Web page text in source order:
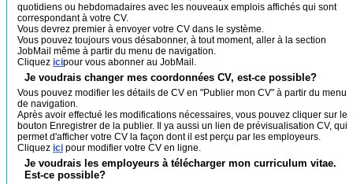
quotidiens ou hebdomadaires avec les nouveaux emplois affichés qui sont
correspondant à votre CV.
Vous devrez premier à envoyer votre CV dans le système.
Vous pouvez toujours vous désabonner, à tout moment, aller à la section
JobMail même à partir du menu de navigation.
Cliquez icipour vous abonner au JobMail.
Je voudrais changer mes coordonnées CV, est-ce possible?
Vous pouvez modifier les détails de CV en "Publier mon CV" à partir du menu
de navigation.
Après avoir effectué les modifications nécessaires, vous pouvez cliquer sur le
bouton Enregistrer de la publier. Il ya aussi un lien de prévisualisation CV, qui
permet d'afficher votre CV la façon dont il est perçu par les employeurs.
Cliquez ici pour modifier votre CV en ligne.
Je voudrais les employeurs à télécharger mon curriculum vitae.
Est-ce possible?